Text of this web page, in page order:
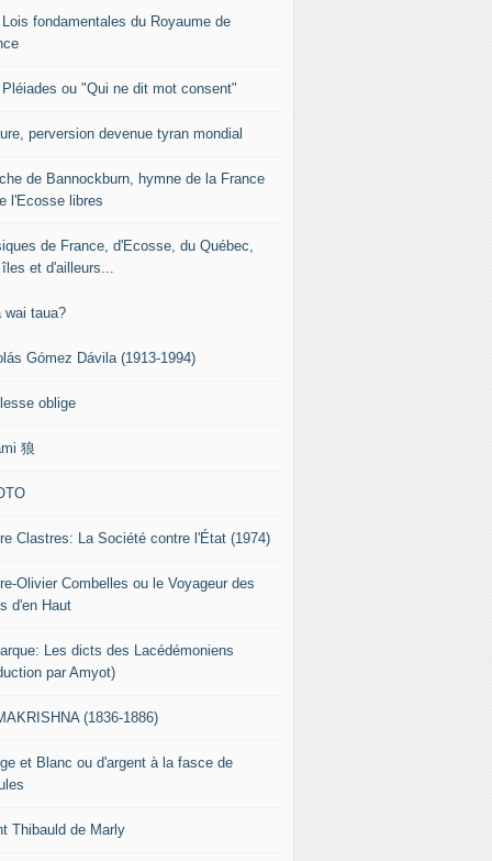
fondamentales du Royaume de
Pléiades ou "Qui ne dit mot consent"
perversion devenue tyran mondial
de Bannockburn, hymne de la France
l'Ecosse libres
de France, d'Ecosse, du Québec,
et d'ailleurs...
wai taua?
Gómez Dávila (1913-1994)
oblige
狼
Clastres: La Société contre l'État (1974)
Olivier Combelles ou le Voyageur des
d'en Haut
Les dicts des Lacédémoniens
par Amyot)
(1836-1886)
et Blanc ou d'argent à la fasce de
Thibauld de Marly